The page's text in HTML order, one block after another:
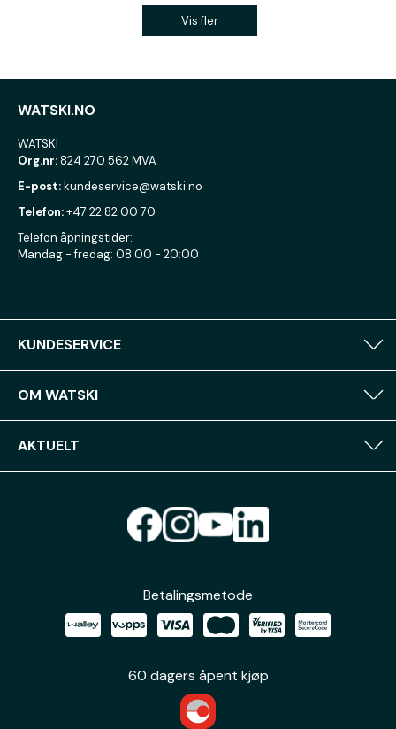
Vis fler
WATSKI.NO
WATSKI
Org.nr:824 270 562 MVA
E-post:kundeservice@watski.no
Telefon:+47 22 82 00 70
Telefon åpningstider:
Mandag - fredag: 08:00 - 20:00
KUNDESERVICE
OM WATSKI
AKTUELT
Betalingsmetode
60 dagers åpent kjøp